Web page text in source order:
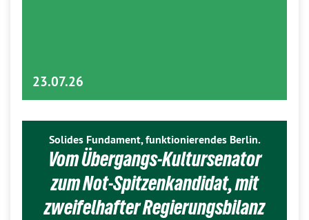
23.07.26
Solides Fundament, funktionierendes Berlin.
Vom Übergangs-Kultursenator
zum Not-Spitzenkandidat, mit
zweifelhafter Regierungsbilanz